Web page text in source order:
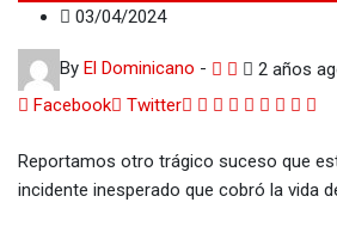
03/04/2024
By El Dominicano - 2 años
Facebook
Twitter Google+
LinkedIn
Whatsapp
StumbleUpon
Tumblr
Pinterest
Reddit
Reportamos otro trágico suceso que
incidente inesperado que cobró la vida